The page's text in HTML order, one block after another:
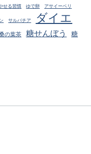
せる習慣 ゆで卵 アサイーベリ
サルバチア
ダイエ
の葉茶 糖せんぼう
糖